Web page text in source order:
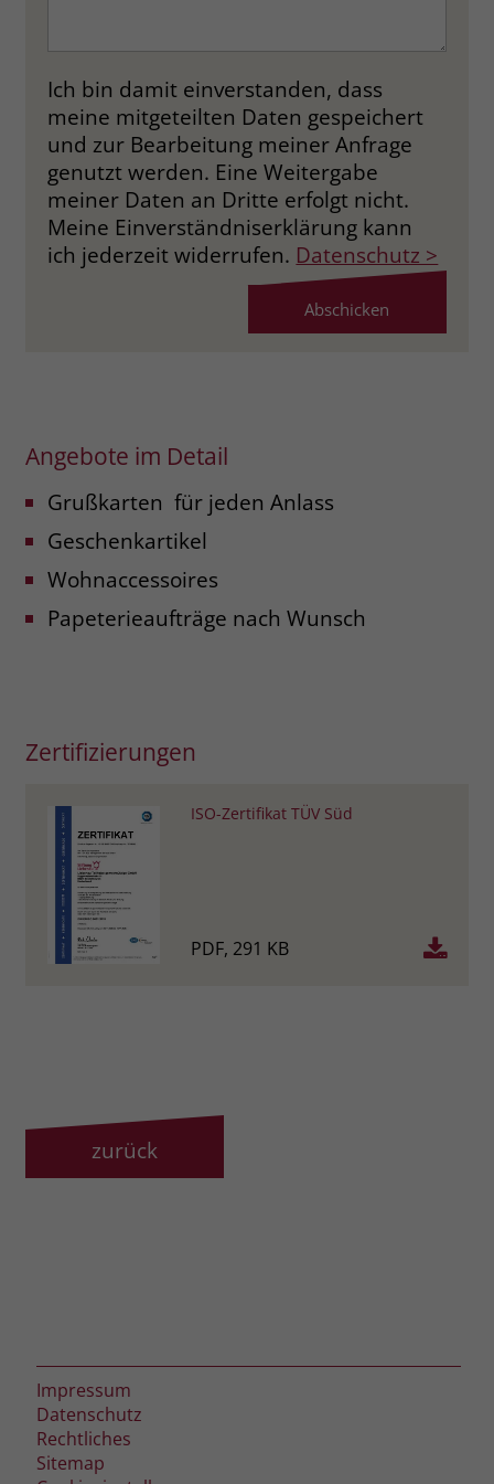
Ich bin damit einverstanden, dass
meine mitgeteilten Daten gespeichert
und zur Bearbeitung meiner Anfrage
genutzt werden. Eine Weitergabe
meiner Daten an Dritte erfolgt nicht.
Meine Einverständniserklärung kann
ich jederzeit widerrufen. Datenschutz >
Angebote im Detail
Grußkarten für jeden Anlass
Geschenkartikel
Wohnaccessoires
Papeterieaufträge nach Wunsch
Zertifizierungen
ISO-Zertifikat TÜV Süd
PDF, 291 KB
zurück
Impressum
Datenschutz
Rechtliches
Sitemap
Anbieter Facebook
Laufzeit 3 Monate
Der Zweck von _fbp ist vollständig auf
die Werbe- und Analysebemühungen
von Facebook zurückzuführen. Dieses
Cookie ist ein Erstanbieter-Cookie, d. h.
Facebook platziert es, während ein
Verbraucher auf Facebook ist. Dieses
Cookie verfolgt die Besuche eines
Nutzer besser zu verstehen und
zeigen. Das _fbp-Cookie sammelt keine
Informationen und wird von Facebook
nur platziert, um Daten an das